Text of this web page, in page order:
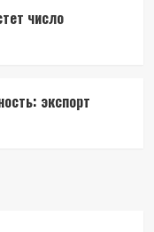
число
экспорт